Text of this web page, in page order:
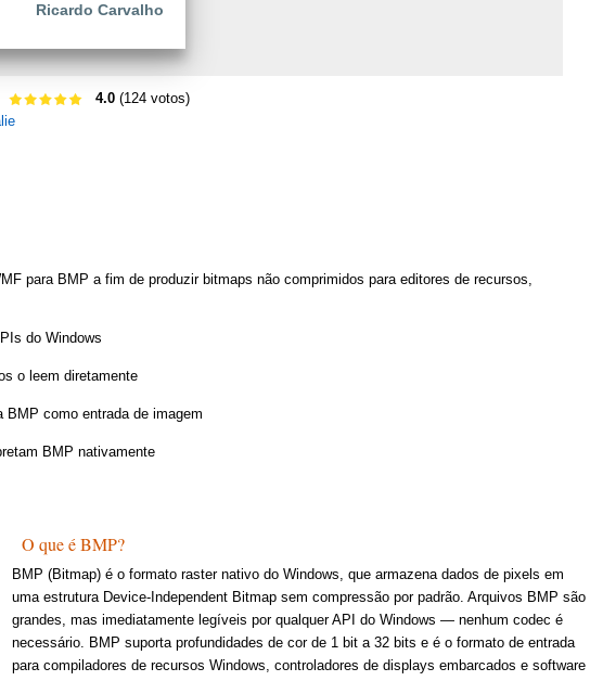
Ricardo Carvalho
4.0(124 votos)
para BMP a fim de produzir bitmaps não comprimidos para editores de recursos,
do Windows
o leem diretamente
como entrada de imagem
BMP nativamente
O que é BMP?
BMP (Bitmap) é o formato raster nativo do Windows, que armazena dados de pixels em
uma estrutura Device-Independent Bitmap sem compressão por padrão. Arquivos BMP são
grandes, mas imediatamente legíveis por qualquer API do Windows — nenhum codec é
necessário. BMP suporta profundidades de cor de 1 bit a 32 bits e é o formato de entrada
para compiladores de recursos Windows, controladores de displays embarcados e software